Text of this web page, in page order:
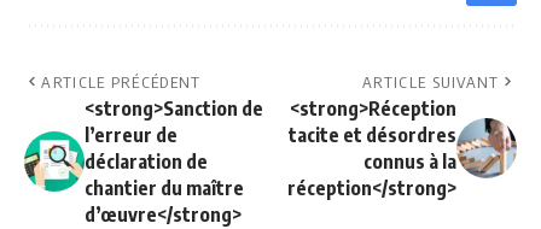
ARTICLE PRÉCÉDENT
<strong>Sanction de
l’erreur de
déclaration de
chantier du maître
d’œuvre</strong>
ARTICLE SUIVANT
<strong>Réception
tacite et désordres
connus à la
réception</strong>